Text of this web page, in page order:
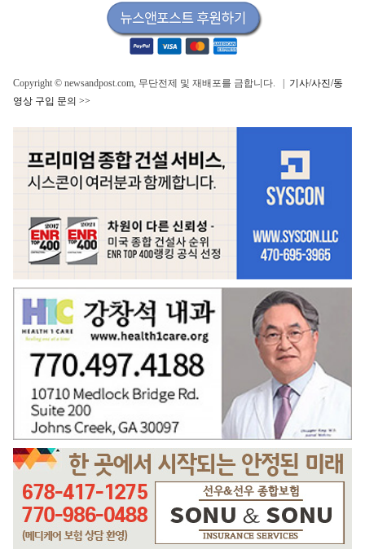
Copyright © newsandpost.com, 무단전제 및 재배포를 금합니다. | 기사/사진/동
영상 구입 문의 >>